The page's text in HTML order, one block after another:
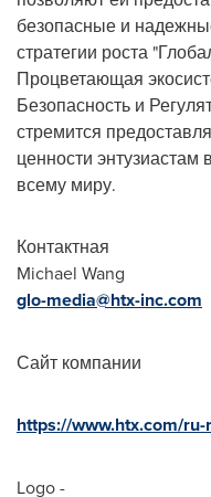
безопасные и
стратегии роста
Процветающая
Безопасность и
стремится
ценности
всему миру.
Контактная
Michael Wang
glo-media@htx-inc.com
Сайт компании
https://www.htx.com/
Logo -